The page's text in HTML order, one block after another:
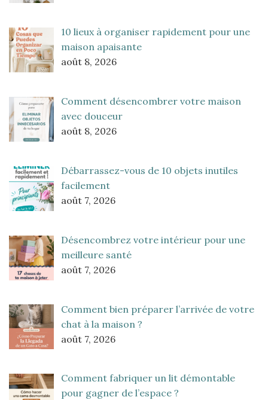
10 lieux à organiser rapidement pour une
maison apaisante
août 8, 2026
Comment désencombrer votre maison
avec douceur
août 8, 2026
Débarrassez-vous de 10 objets inutiles
facilement
août 7, 2026
Désencombrez votre intérieur pour une
meilleure santé
août 7, 2026
Comment bien préparer l’arrivée de votre
chat à la maison ?
août 7, 2026
Comment fabriquer un lit démontable
pour gagner de l’espace ?